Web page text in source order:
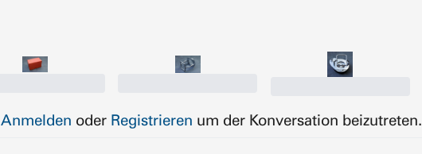
Anmelden oder Registrieren um der Konversation beizutreten.